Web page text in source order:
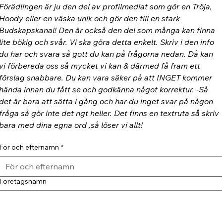
är ju den del av profilmediat som gör en Tröja,
eller en väska unik och gör den till en stark
Den är också den del som många kan finna
bökig och svår. Vi ska göra detta enkelt. Skriv i den info
har och svara så gott du kan på frågorna nedan. Då kan
förbereda oss så mycket vi kan & därmed få fram ett
snabbare. Du kan vara säker på att INGET kommer
innan du fått se och godkänna något korrektur. -Så
är bara att sätta i gång och har du inget svar på någon
så gör inte det ngt heller. Det finns en textruta så skriv
med dina egna ord ,så löser vi allt!
och efternamn *